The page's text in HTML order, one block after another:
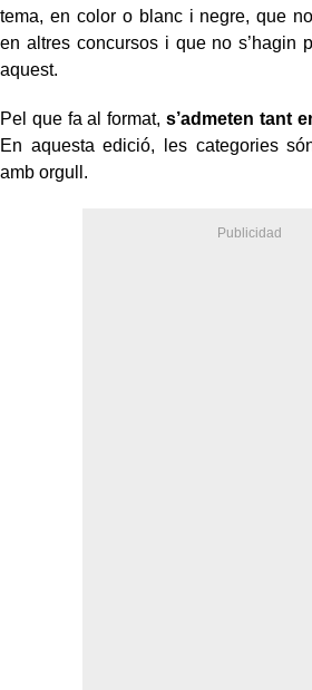
tema, en color o blanc i negre, que
en altres concursos i que no s’hagin
aquest.
Pel que fa al format, s’admeten tant
En aquesta edició, les categories
amb orgull.